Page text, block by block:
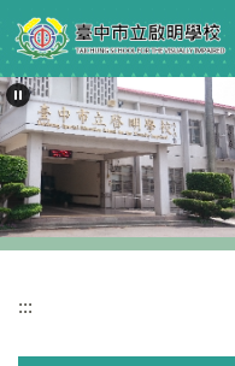
跳
到
主
要
內
容
區
:::